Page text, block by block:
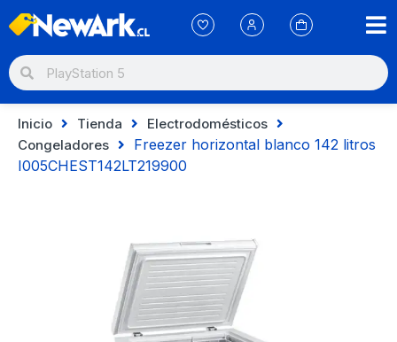
Inicio Tienda
Electrodomésticos
Congeladores
Freezer horizontal blanco 142 litros
I005CHEST142LT219900